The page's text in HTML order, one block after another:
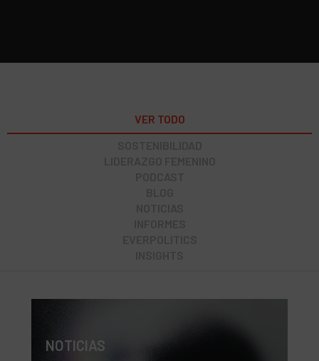
VER TODO
NOTICIAS